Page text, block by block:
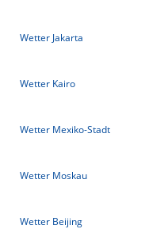
Wetter Jakarta
Wetter Kairo
Wetter Mexiko-Stadt
Wetter Moskau
Wetter Beijing